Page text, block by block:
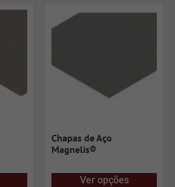
Chapas de Aço
Magnelis®
Ver opções